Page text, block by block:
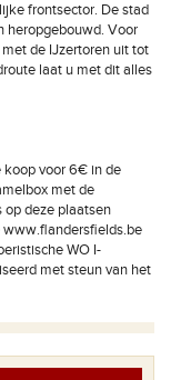
frontsector. De stad
heropgebouwd. Voor
de IJzertoren uit tot
laat u met dit alles
koop voor 6€ in de
met de
op deze plaatsen
WO I-
met steun van het